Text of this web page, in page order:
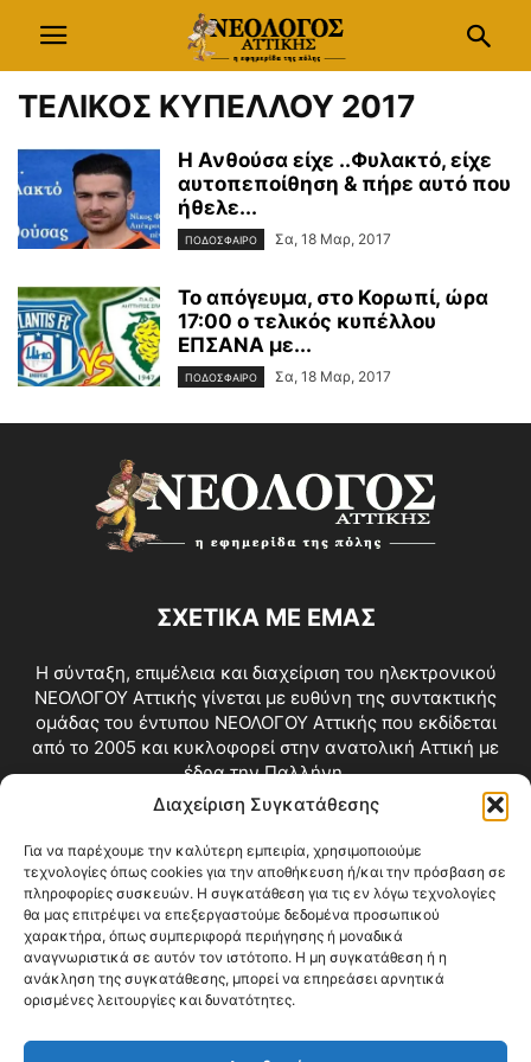
Διαχείριση Συγκατάθεσης
Για να παρέχουμε την καλύτερη εμπειρία, χρησιμοποιούμε
τεχνολογίες όπως cookies για την αποθήκευση ή/και την πρόσβαση σε
πληροφορίες συσκευών. Η συγκατάθεση για τις εν λόγω τεχνολογίες
θα μας επιτρέψει να επεξεργαστούμε δεδομένα προσωπικού
χαρακτήρα, όπως συμπεριφορά περιήγησης ή μοναδικά
αναγνωριστικά σε αυτόν τον ιστότοπο. Η μη συγκατάθεση ή η
ανάκληση της συγκατάθεσης, μπορεί να επηρεάσει αρνητικά
ορισμένες λειτουργίες και δυνατότητες.
ΤΕΛΙΚΟΣ ΚΥΠΕΛΛΟΥ 2017
Η Ανθούσα είχε ..Φυλακτό, είχε
αυτοπεποίθηση & πήρε αυτό που
ήθελε...
ΠΟΔΟΣΦΑΙΡΟ Σα, 18 Μαρ, 2017
Το απόγευμα, στο Κορωπί, ώρα
17:00 ο τελικός κυπέλλου
ΕΠΣΑΝΑ με...
ΠΟΔΟΣΦΑΙΡΟ Σα, 18 Μαρ, 2017
ΣΧΕΤΙΚΑ ΜΕ ΕΜΑΣ
Η σύνταξη, επιμέλεια και διαχείριση του ηλεκτρονικού
ΝΕΟΛΟΓΟΥ Αττικής γίνεται με ευθύνη της συντακτικής
ομάδας του έντυπου ΝΕΟΛΟΓΟΥ Αττικής που εκδίδεται
από το 2005 και κυκλοφορεί στην ανατολική Αττική με
έδρα την Παλλήνη.
Επικοινωνία:info@neologosattikis.gr
ΑΚΟΛΟΥΘΗΣΕ ΜΑΣ